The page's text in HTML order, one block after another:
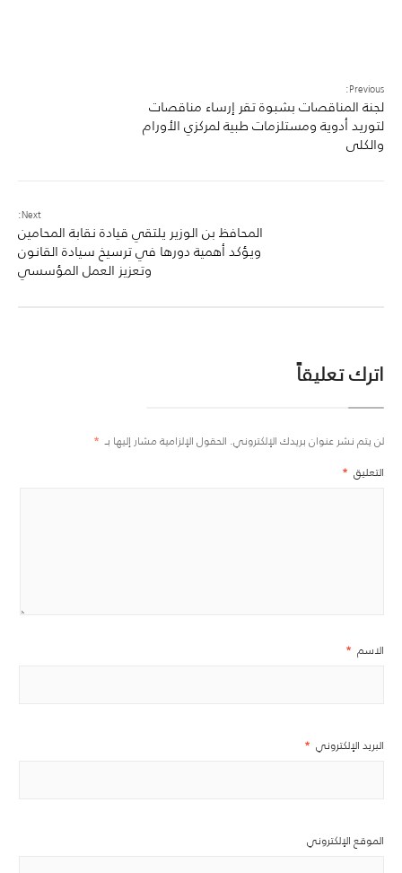
Previous:
لجنة المناقصات بشبوة تقر إرساء مناقصات
لتوريد أدوية ومستلزمات طبية لمركزي الأورام
والكلى
Next:
المحافظ بن الوزير يلتقي قيادة نقابة المحامين
ويؤكد أهمية دورها في ترسيخ سيادة القانون
وتعزيز العمل المؤسسي
اترك تعليقاً
لن يتم نشر عنوان بريدك الإلكتروني. الحقول الإلزامية مشار إليها بـ *
التعليق *
الاسم *
البريد الإلكتروني *
الموقع الإلكتروني